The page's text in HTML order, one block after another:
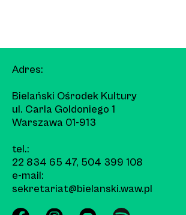
Adres:
Bielański Ośrodek Kultury
ul. Carla Goldoniego 1
Warszawa 01-913
tel.:
22 834 65 47, 504 399 108
e-mail:
sekretariat@bielanski.waw.pl